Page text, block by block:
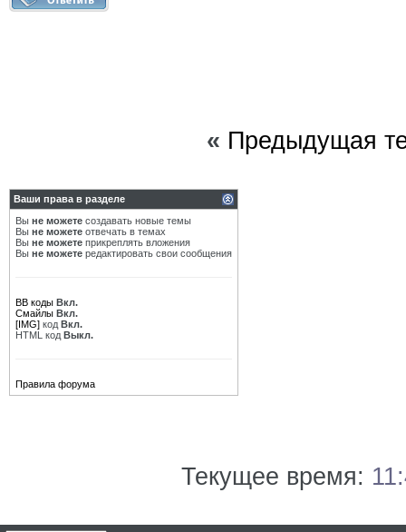
« Предыдущая
Ваши права в разделе
Вы не можете создавать новые темы
Вы не можете отвечать в темах
Вы не можете прикреплять вложения
Вы не можете редактировать свои сообщения
BB коды Вкл.
Смайлы Вкл.
[IMG] код Вкл.
HTML код Выкл.
Правила форума
Текущее время: